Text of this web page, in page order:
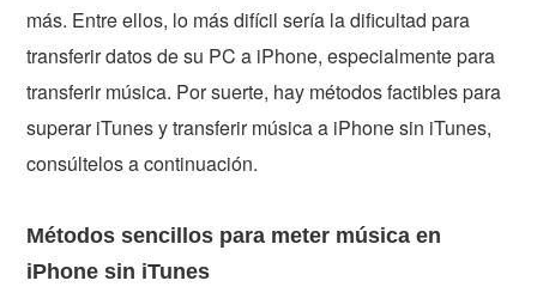
más. Entre ellos, lo más difícil sería la dificultad para
transferir datos de su PC a iPhone, especialmente para
transferir música. Por suerte, hay métodos factibles para
superar iTunes y transferir música a iPhone sin iTunes,
consúltelos a continuación.
Métodos sencillos para meter música en
iPhone sin iTunes